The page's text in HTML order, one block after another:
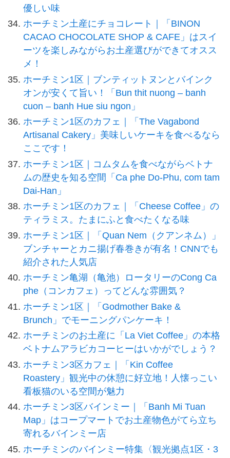
優しい味
ホーチミン土産にチョコレート｜「BINON
CACAO CHOCOLATE SHOP & CAFE」はスイ
ーツを楽しみながらお土産選びができてオスス
メ！
ホーチミン1区｜ブンティットヌンとバインク
オンが安くて旨い！「Bun thit nuong – banh
cuon – banh Hue siu ngon」
ホーチミン1区のカフェ｜「The Vagabond
Artisanal Cakery」美味しいケーキを食べるなら
ここです！
ホーチミン1区｜コムタムを食べながらベトナ
ムの歴史を知る空間「Ca phe Do-Phu, com tam
Dai-Han」
ホーチミン1区のカフェ｜「Cheese Coffee」の
ティラミス。たまにふと食べたくなる味
ホーチミン1区｜「Quan Nem（クアンネム）」
ブンチャーとカニ揚げ春巻きが有名！CNNでも
紹介された人気店
ホーチミン亀湖（亀池）ロータリーのCong Ca
phe（コンカフェ）ってどんな雰囲気？
ホーチミン1区｜「Godmother Bake &
Brunch」でモーニングパンケーキ！
ホーチミンのお土産に「La Viet Coffee」の本格
ベトナムアラビカコーヒーはいかがでしょう？
ホーチミン3区カフェ｜「Kin Coffee
Roastery」観光中の休憩に好立地！人懐っこい
看板猫のいる空間が魅力
ホーチミン3区バインミー｜「Banh Mi Tuan
Map」はコープマートでお土産物色がてら立ち
寄れるバインミー店
ホーチミンのバインミー特集〈観光拠点1区・3